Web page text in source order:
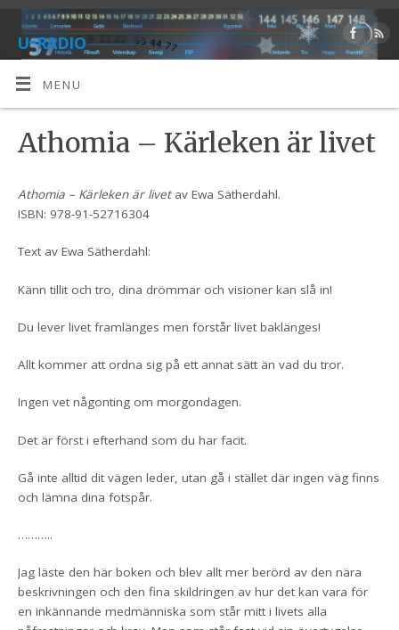
u-radio
MENU
Athomia – Kärleken är livet
Athomia – Kärleken är livetav Ewa Sätherdahl.
ISBN: 978-91-52716304
Text av Ewa Sätherdahl:
Känn tillit och tro, dina drömmar och visioner kan slå in!
Du lever livet framlänges men förstår livet baklänges!
Allt kommer att ordna sig på ett annat sätt än vad du tror.
Ingen vet någonting om morgondagen.
Det är först i efterhand som du har facit.
Gå inte alltid dit vägen leder, utan gå i stället där ingen väg finns
och lämna dina fotspår.
………..
Jag läste den här boken och blev allt mer berörd av den nära
beskrivningen och den fina skildringen av hur det kan vara för
en inkännande medmänniska som står mitt i livets alla